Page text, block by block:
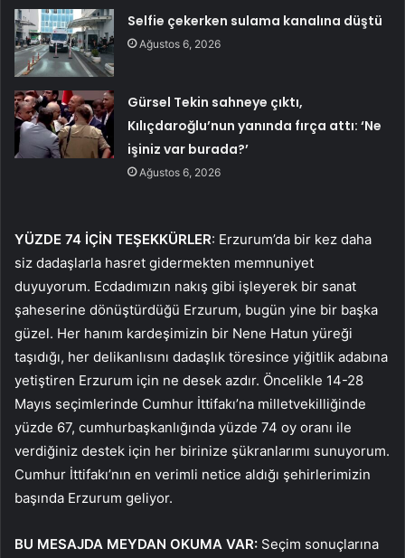
Selfie çekerken sulama kanalına düştü
Ağustos 6, 2026
Gürsel Tekin sahneye çıktı,
Kılıçdaroğlu’nun yanında fırça attı: ‘Ne
işiniz var burada?’
Ağustos 6, 2026
YÜZDE 74 İÇİN TEŞEKKÜRLER: Erzurum’da bir kez daha
siz dadaşlarla hasret gidermekten memnuniyet
duyuyorum. Ecdadımızın nakış gibi işleyerek bir sanat
şaheserine dönüştürdüğü Erzurum, bugün yine bir başka
güzel. Her hanım kardeşimizin bir Nene Hatun yüreği
taşıdığı, her delikanlısını dadaşlık töresince yiğitlik adabına
yetiştiren Erzurum için ne desek azdır. Öncelikle 14-28
Mayıs seçimlerinde Cumhur İttifakı’na milletvekilliğinde
yüzde 67, cumhurbaşkanlığında yüzde 74 oy oranı ile
verdiğiniz destek için her birinize şükranlarımı sunuyorum.
Cumhur İttifakı’nın en verimli netice aldığı şehirlerimizin
başında Erzurum geliyor.
BU MESAJDA MEYDAN OKUMA VAR: Seçim sonuçlarına